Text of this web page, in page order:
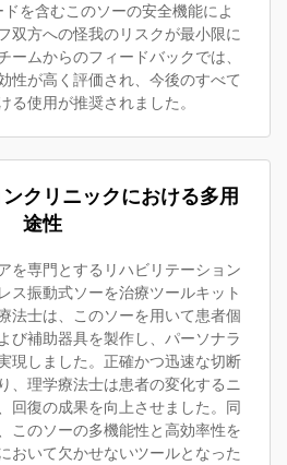
を含むこのソーの安全機能によ
双方への怪我のリスクが最小限に
ームからのフィードバックでは、
性が高く評価され、今後のすべて
る使用が推奨されました。
クリニックにおける多用
途性
を専門とするリハビリテーション
ス振動式ソーを治療ツールキット
法士は、このソーを用いて患者個
び補助器具を製作し、パーソナラ
現しました。正確かつ迅速な切断
、理学療法士は患者の変化するニ
回復の成果を向上させました。同
このソーの多機能性と高効率性を
おいて欠かせないツールとなった